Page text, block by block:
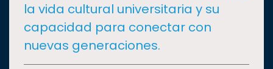
SUSTENTABILIDAD
la vida cultural universitaria y su
capacidad para conectar con
nuevas generaciones.